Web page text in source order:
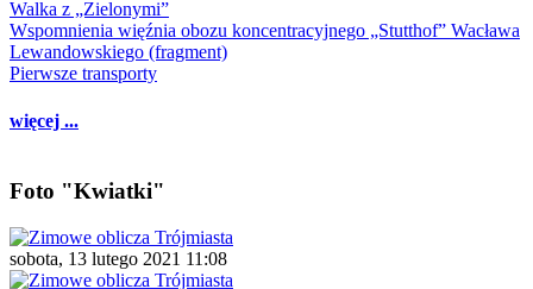
Walka z „Zielonymi”
Wspomnienia więźnia obozu koncentracyjnego „Stutthof” Wacława
Lewandowskiego (fragment)
Pierwsze transporty
więcej ...
Foto "Kwiatki"
sobota, 13 lutego 2021 11:08